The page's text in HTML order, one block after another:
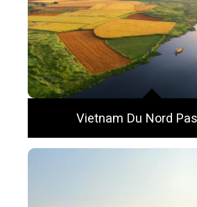
Vietnam Du Nord